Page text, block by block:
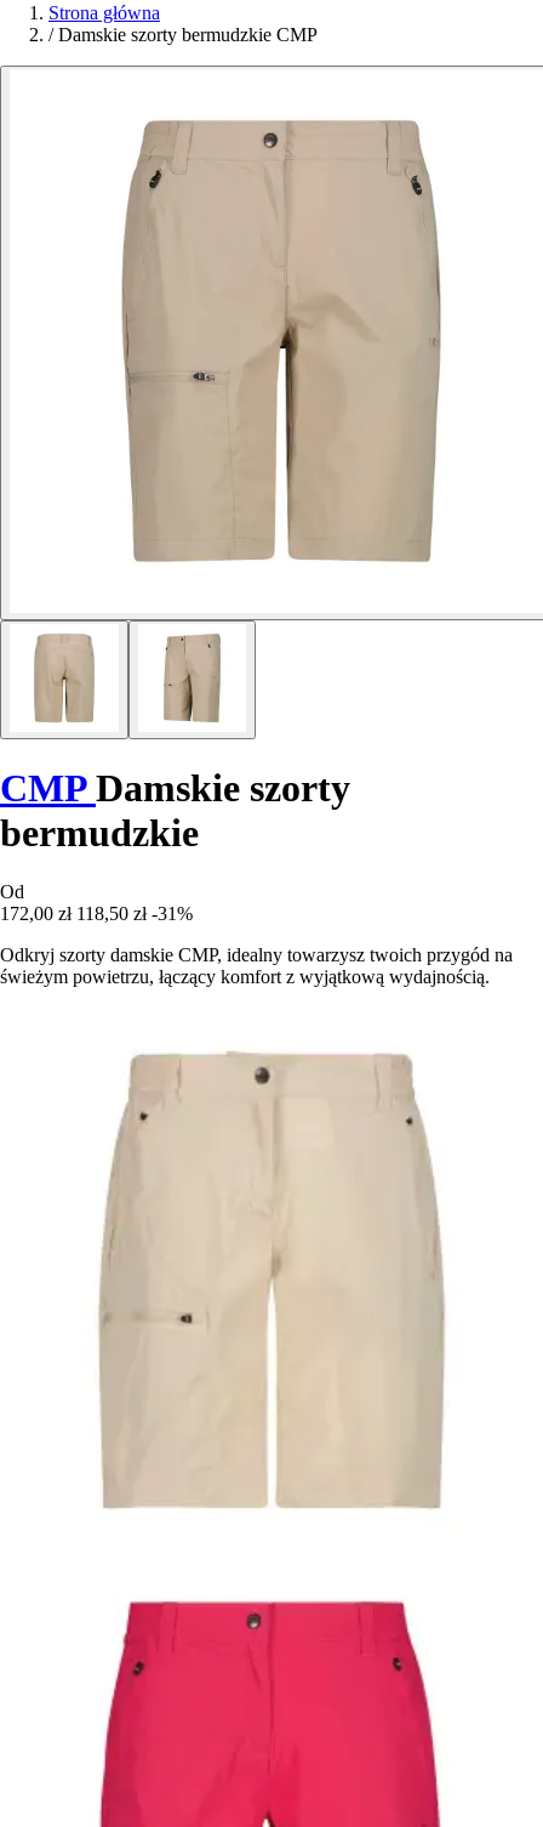
Strona główna
/ Damskie szorty bermudzkie CMP
CMPDamskie szorty
bermudzkie
Od
172,00 zł 118,50 zł -31%
Odkryj szorty damskie CMP, idealny towarzysz twoich przygód na
świeżym powietrzu, łączący komfort z wyjątkową wydajnością.